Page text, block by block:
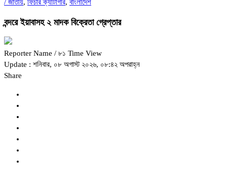
/ জাতীয়, ফিচার ক্যাটাগরি, বাংলাদেশ
বন্দরে ইয়াবাসহ ২ মাদক বিক্রেতা গ্রেপ্তার
Reporter Name / ৮১ Time View
Update : শনিবার, ০৮ অগাস্ট ২০২৬, ০৮:৪২ অপরাহ্ন
Share